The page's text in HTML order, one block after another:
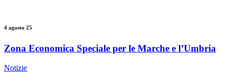
4 agosto 25
Zona Economica Speciale per le Marche e l’Umbria
Notizie